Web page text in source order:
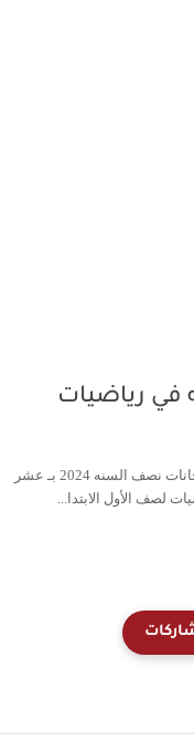
رياضيات
الاسئلة المهمه في رياضيات الاول الابتدائي لامتحانات نصف السنه 2024 بـ عشر
لصف الأول الابتدا...